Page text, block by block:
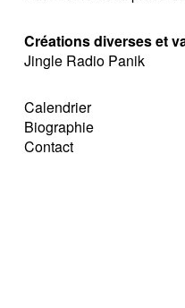
Créations diverses et
Jingle Radio Panik
Calendrier
Biographie
Contact